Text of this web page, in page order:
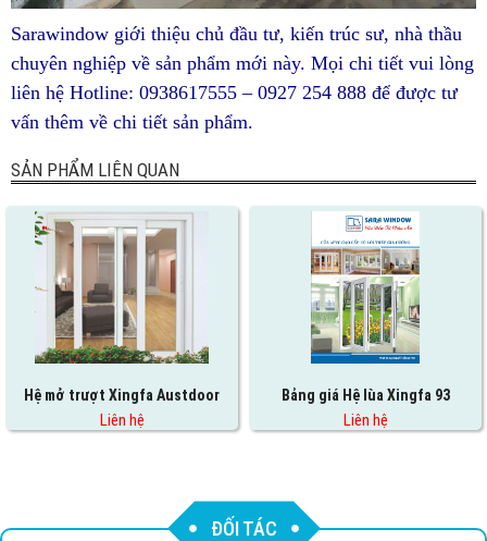
Sarawindow giới thiệu chủ đầu tư, kiến trúc sư, nhà thầu
chuyên nghiệp về sản phẩm mới này. Mọi chi tiết vui lòng
liên hệ Hotline: 0938617555 – 0927 254 888 để được tư
vấn thêm về chi tiết sản phẩm.
SẢN PHẨM LIÊN QUAN
Hệ mở trượt Xingfa Austdoor
Liên hệ
Bảng giá Hệ lùa Xingfa 93
Liên hệ
ĐỐI TÁC